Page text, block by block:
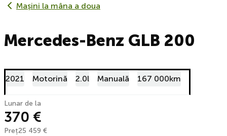
Mașini la mâna a doua
Mercedes-Benz GLB 200
2021 Motorină 2.0l Manuală 167 000km
Lunar de la
370 €
Preț25 459 €